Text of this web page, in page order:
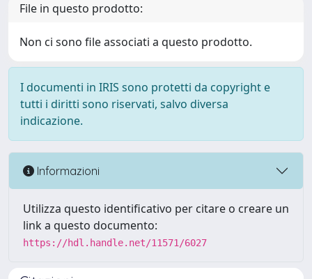
File in questo prodotto:
Non ci sono file associati a questo prodotto.
I documenti in IRIS sono protetti da copyright e
tutti i diritti sono riservati, salvo diversa
indicazione.
Informazioni
Utilizza questo identificativo per citare o creare un
link a questo documento:
https://hdl.handle.net/11571/6027